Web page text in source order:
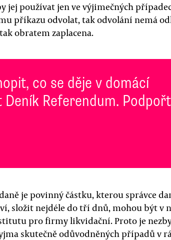
jej používat jen ve výjimečných
příkazu odvolat, tak odvolání nemá
obratem zaplacena.
co se děje v domácí
Referendum.
je povinný částku, kterou správce
složit nejdéle do tří dnů, mohou být v
pro firmy likvidační. Proto je
skutečně odůvodněných případů v